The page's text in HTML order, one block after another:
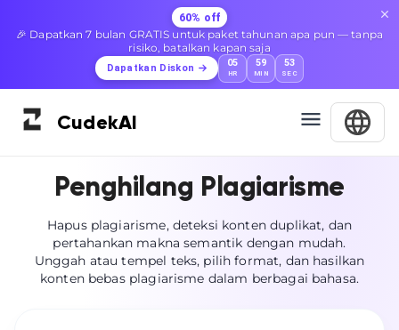
60% off
🎉 Dapatkan 7 bulan GRATIS untuk paket tahunan apa pun — tanpa
risiko, batalkan kapan saja
Dapatkan Diskon 05
HR
59
MIN
52
SEC
CudekAI
Penghilang Plagiarisme
Hapus plagiarisme, deteksi konten duplikat, dan
pertahankan makna semantik dengan mudah.
Unggah atau tempel teks, pilih format, dan hasilkan
konten bebas plagiarisme dalam berbagai bahasa.